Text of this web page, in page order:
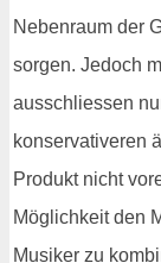
Nebenraum der
sorgen. Jedoch
ausschliessen
konservativeren
Produkt nicht
Möglichkeit den
Musiker zu